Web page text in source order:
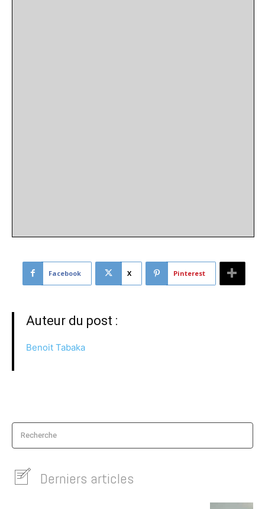
Facebook X Pinterest
Auteur du post :
Benoit Tabaka
Recherche
Derniers articles